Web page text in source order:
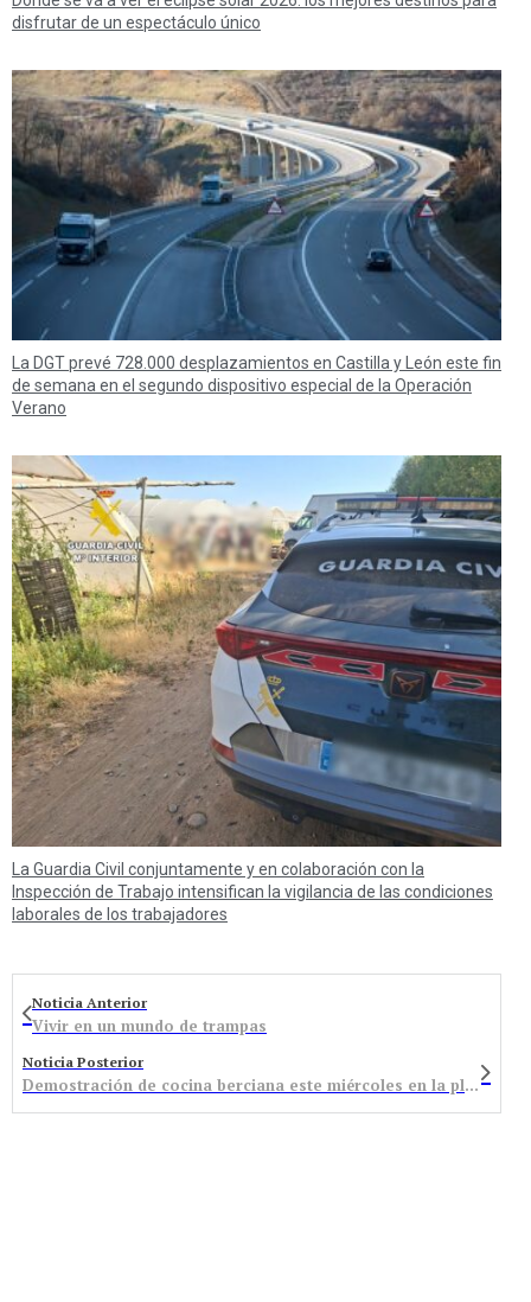
disfrutar de un espectáculo único
La DGT prevé 728.000 desplazamientos en Castilla y León este fin
de semana en el segundo dispositivo especial de la Operación
Verano
La Guardia Civil conjuntamente y en colaboración con la
Inspección de Trabajo intensifican la vigilancia de las condiciones
laborales de los trabajadores
Noticia Anterior
Vivir en un mundo de trampas
Noticia Posterior
Demostración de cocina berciana este miércoles en la plaza Santa Bárbara